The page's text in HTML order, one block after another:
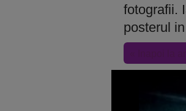
fotografii.
posterul